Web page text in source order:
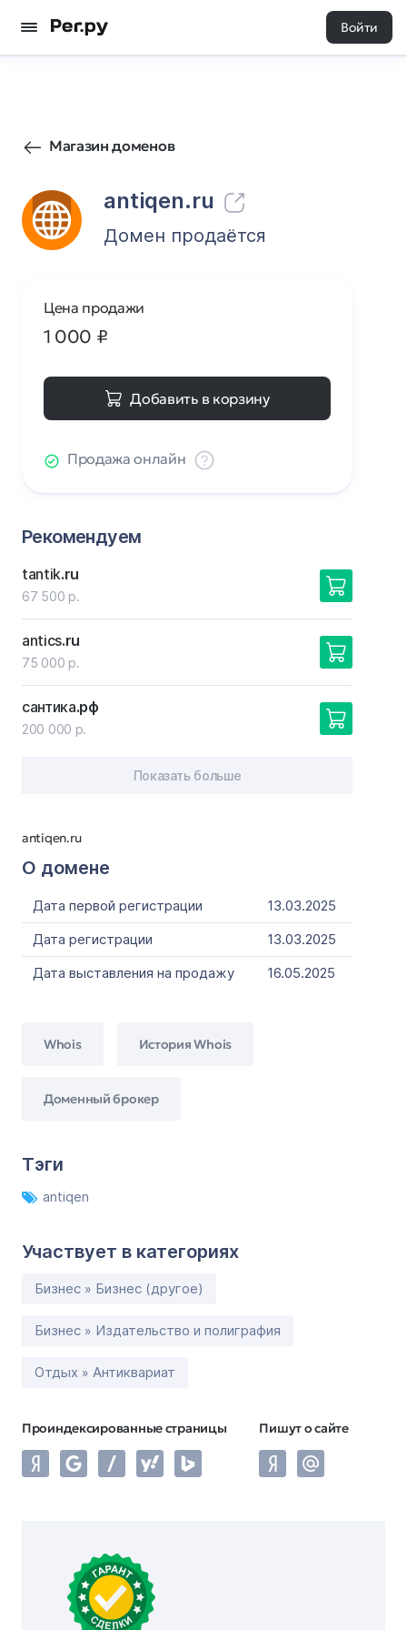
Войти
Магазин доменов
antiqen.ru
3 0
Домен продаётся
antiqen.ru
О домене
Дата первой регистрации
13.03.2025
Дата регистрации
13.03.2025
Дата выставления на продажу
16.05.2025
Whois История Whois
Доменный брокер
Тэги
antiqen
Участвует в категориях
Бизнес » Бизнес (другое)
Бизнес » Издательство и полиграфия
Отдых » Антиквариат
Проиндексированные страницы Пишут о сайте
Цена продажи
1 000 ₽
Добавить в корзину
Продажа онлайн
Рекомендуем
tantik.ru
67 500 р.
antics.ru
75 000 р.
сантика.рф
200 000 р.
Показать больше